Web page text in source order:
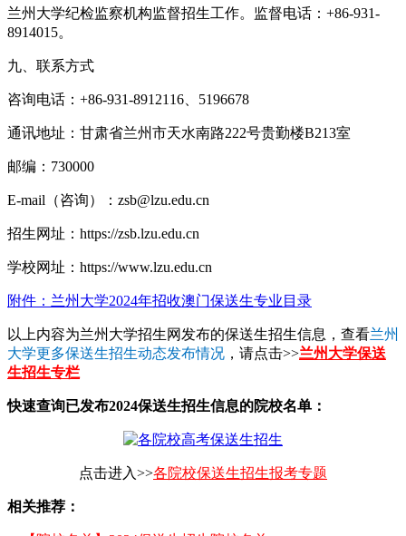
兰州大学纪检监察机构监督招生工作。监督电话：+86-931-
8914015。
九、联系方式
咨询电话：+86-931-8912116、5196678
通讯地址：甘肃省兰州市天水南路222号贵勤楼B213室
邮编：730000
E-mail（咨询）：zsb@lzu.edu.cn
招生网址：https://zsb.lzu.edu.cn
学校网址：https://www.lzu.edu.cn
附件：兰州大学2024年招收澳门保送生专业目录
以上内容为兰州大学招生网发布的保送生招生信息，查看兰州
大学更多保送生招生动态发布情况 ，请点击>>兰州大学保送
生招生专栏
快速查询已发布2024保送生招生信息的院校名单：
点击进入>>各院校保送生招生报考专题
相关推荐：